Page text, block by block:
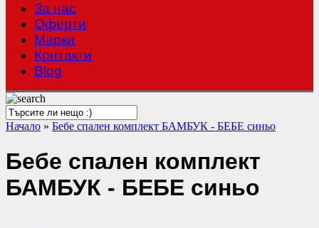
За нас
Оферти
Mарки
Контакти
Blog
Начало » Бебе спален комплект БАМБУК - БЕБЕ синьо
Бебе спален комплект
БАМБУК - БЕБЕ синьо